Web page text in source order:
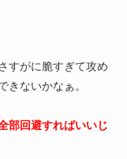
すがに脆すぎて攻め
きないかなぁ。
部回避すればいいじ